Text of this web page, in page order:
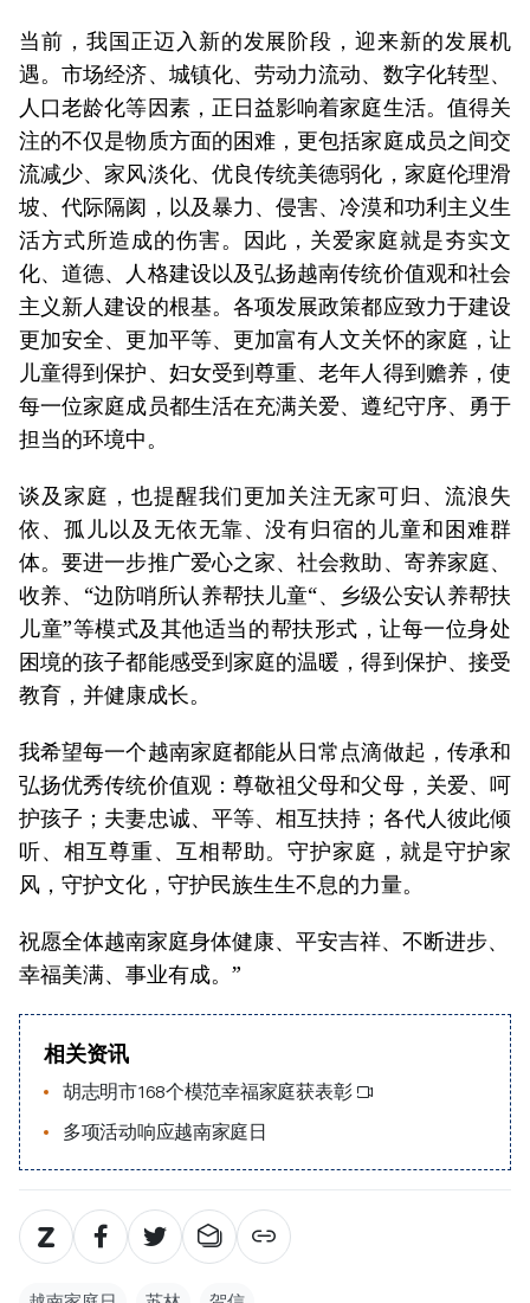
当前，我国正迈入新的发展阶段，迎来新的发展机
遇。市场经济、城镇化、劳动力流动、数字化转型、
人口老龄化等因素，正日益影响着家庭生活。值得关
注的不仅是物质方面的困难，更包括家庭成员之间交
流减少、家风淡化、优良传统美德弱化，家庭伦理滑
坡、代际隔阂，以及暴力、侵害、冷漠和功利主义生
活方式所造成的伤害。因此，关爱家庭就是夯实文
化、道德、人格建设以及弘扬越南传统价值观和社会
主义新人建设的根基。各项发展政策都应致力于建设
更加安全、更加平等、更加富有人文关怀的家庭，让
儿童得到保护、妇女受到尊重、老年人得到赡养，使
每一位家庭成员都生活在充满关爱、遵纪守序、勇于
担当的环境中。
谈及家庭，也提醒我们更加关注无家可归、流浪失
依、孤儿以及无依无靠、没有归宿的儿童和困难群
体。要进一步推广爱心之家、社会救助、寄养家庭、
收养、“边防哨所认养帮扶儿童“、乡级公安认养帮扶
儿童”等模式及其他适当的帮扶形式，让每一位身处
困境的孩子都能感受到家庭的温暖，得到保护、接受
教育，并健康成长。
我希望每一个越南家庭都能从日常点滴做起，传承和
弘扬优秀传统价值观：尊敬祖父母和父母，关爱、呵
护孩子；夫妻忠诚、平等、相互扶持；各代人彼此倾
听、相互尊重、互相帮助。守护家庭，就是守护家
风，守护文化，守护民族生生不息的力量。
祝愿全体越南家庭身体健康、平安吉祥、不断进步、
幸福美满、事业有成。”
相关资讯
胡志明市168个模范幸福家庭获表彰
多项活动响应越南家庭日